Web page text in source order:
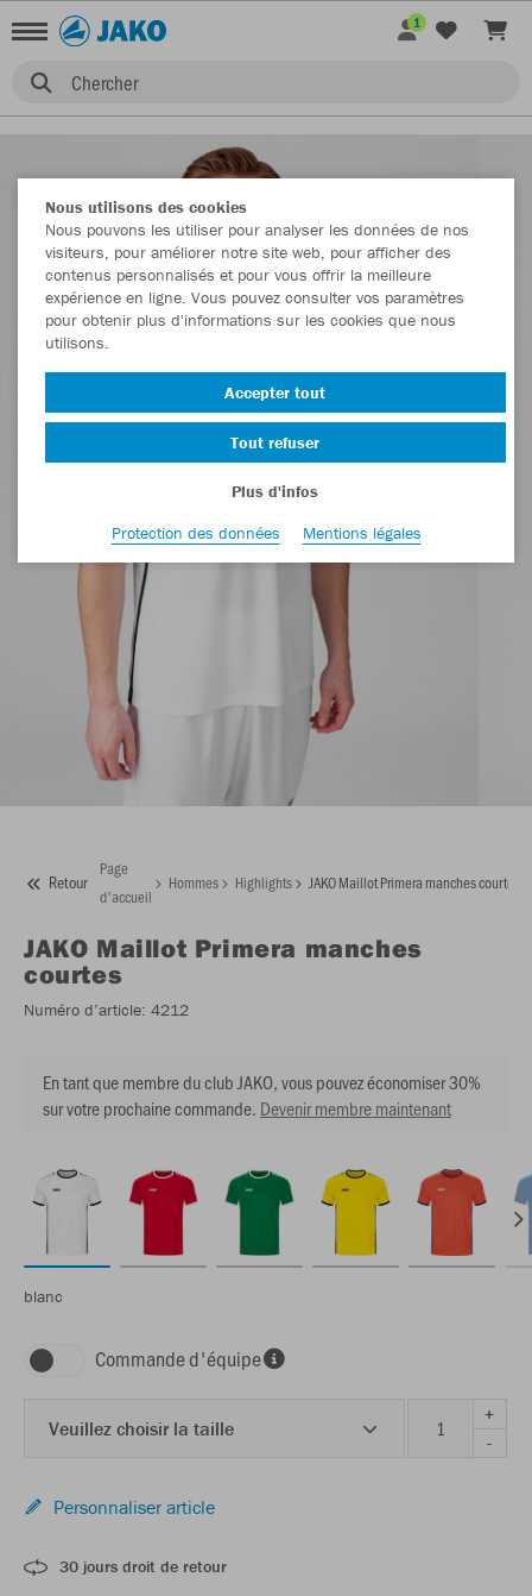
Chercher
1
Retour
Page
d'accueil
Hommes Highlights JAKO Maillot Primera manches courtes
JAKO Maillot Primera manches
courtes
Numéro d’article: 4212
En tant que membre du club JAKO, vous pouvez économiser 30%
sur votre prochaine commande. Devenir membre maintenant
blanc
Commande d'équipe
Veuillez choisir la taille
+
-
Personnaliser article
30 jours droit de retour
Nous utilisons des cookies
Nous pouvons les utiliser pour analyser les données de nos
visiteurs, pour améliorer notre site web, pour afficher des
contenus personnalisés et pour vous offrir la meilleure
expérience en ligne. Vous pouvez consulter vos paramètres
pour obtenir plus d'informations sur les cookies que nous
utilisons.
Accepter tout
Tout refuser
Plus d'infos
Protection des données
Mentions légales